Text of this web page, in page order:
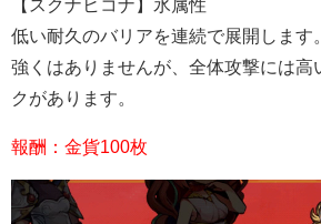
【スクナヒコナ】氷属性
低い耐久のバリアを連続で展開します。
強くはありませんが、全体攻撃には高
クがあります。
報酬：金貨100枚